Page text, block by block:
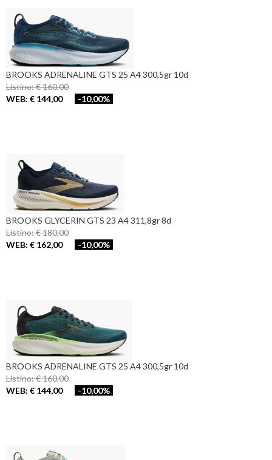
BROOKS ADRENALINE GTS 25 A4 300,5gr 10d
Listino: € 160,00
WEB: € 144,00
-10,00%
BROOKS GLYCERIN GTS 23 A4 311,8gr 8d
Listino: € 180,00
WEB: € 162,00
-10,00%
BROOKS ADRENALINE GTS 25 A4 300,5gr 10d
Listino: € 160,00
WEB: € 144,00
-10,00%